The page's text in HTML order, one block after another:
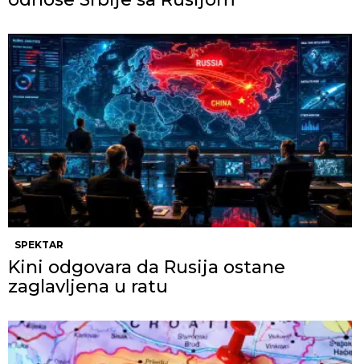
SPEKTAR
Kini odgovara da Rusija ostane
zaglavljena u ratu